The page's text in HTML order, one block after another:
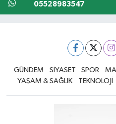
05528983547
GÜNDEM SİYASET SPOR
YAŞAM & SAĞLIK
TEKNOLOJİ